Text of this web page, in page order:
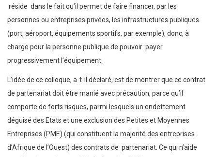
réside dans le fait qu’il permet de faire financer, par les
personnes ou entreprises privées, les infrastructures publiques
(port, aéroport, équipements sportifs, par exemple), donc, à
charge pour la personne publique de pouvoir payer
progressivement l’équipement.
L’idée de ce colloque, a-t-il déclaré, est de montrer que ce contrat
de partenariat doit être manié avec précaution, parce qu’il
comporte de forts risques, parmi lesquels un endettement
déguisé des Etats et une exclusion des Petites et Moyennes
Entreprises (PME) (qui constituent la majorité des entreprises
d’Afrique de l’Ouest) des contrats de partenariat. Ce qui n’aide